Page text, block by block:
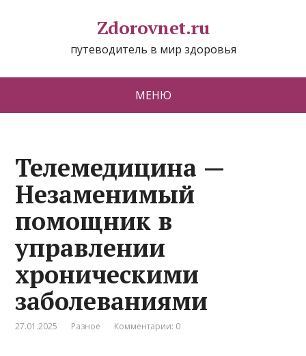
Zdorovnet.ru
путеводитель в мир здоровья
МЕНЮ
Телемедицина —
Незаменимый
помощник в
управлении
хроническими
заболеваниями
27.01.2025 Разное Комментарии: 0